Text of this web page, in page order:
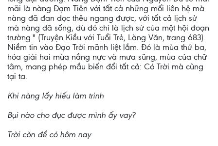
mãi là nàng Đạm Tiên với tất cả những mối liên hệ mà
nàng đã đan dọc thêu ngang được, với tất cả lịch sử
mà nàng đã sống, dù đó chỉ là lịch sử của một hội đoạn
trường." (Truyện Kiều với Tuổi Trẻ, Làng Văn, trang 683).
Niềm tin vào Đạo Trời mãnh liệt lắm. Đó là mùa thứ ba,
hóa giải hai mùa nắng nực và mưa sũng, mùa của chữ
tâm, mang phép mầu biến đổi tất cả: Có Trời mà cũng
tại ta.
Khi nàng lấy hiếu làm trinh
Bụi nào cho đục được mình ấy vay?
Trời còn để có hôm nay